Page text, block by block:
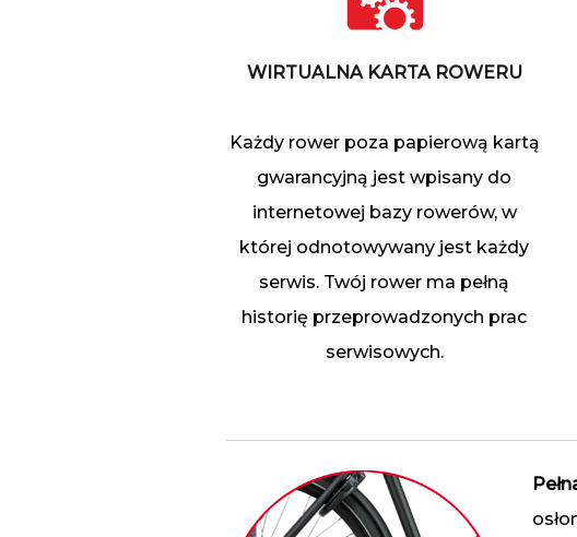
WIRTUALNA KARTA ROWERU
Każdy rower poza papierową kartą
gwarancyjną jest wpisany do
internetowej bazy rowerów, w
której odnotowywany jest każdy
serwis. Twój rower ma pełną
historię przeprowadzonych prac
serwisowych.